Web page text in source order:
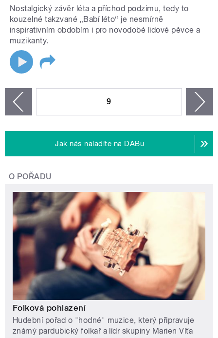
Nostalgický závěr léta a příchod podzimu, tedy to
kouzelné takzvané „Babí léto“ je nesmírně
inspirativním obdobím i pro novodobé lidové pěvce a
muzikanty.
9
Jak nás naladíte na DABu
O POŘADU
Folková pohlazení
Hudební pořad o "hodné" muzice, který připravuje
známý pardubický folkař a lídr skupiny Marien Víťa